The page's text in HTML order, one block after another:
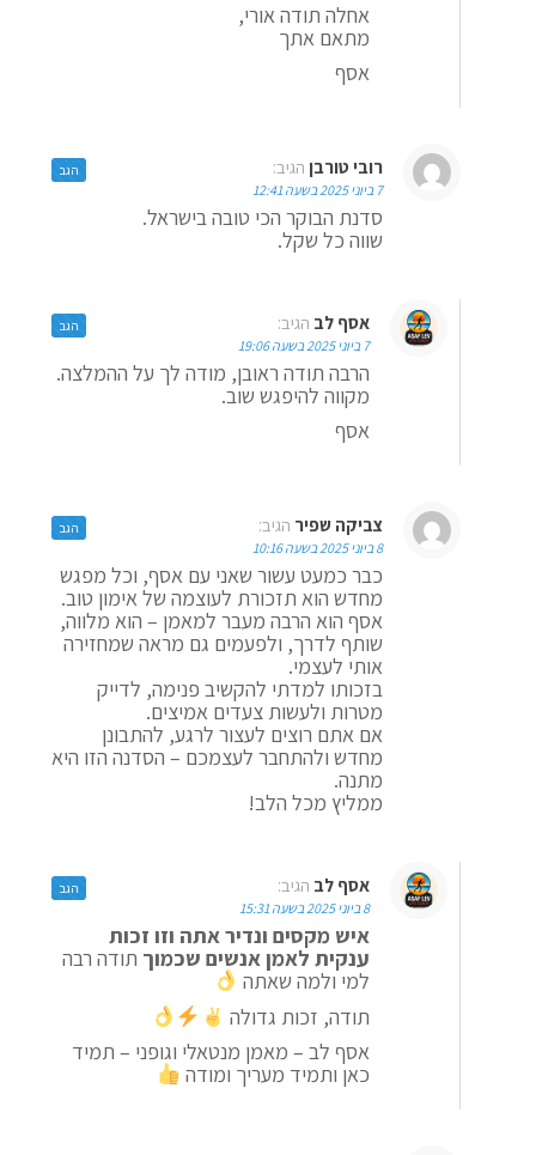
אחלה תודה אורי,
מתאם אתך
אסף
רובי טורבן הגיב:
7 ביוני 2025 בשעה 12:41
סדנת הבוקר הכי טובה בישראל.
שווה כל שקל.
הגב
אסף לב הגיב:
7 ביוני 2025 בשעה 19:06
הרבה תודה ראובן, מודה לך על ההמלצה.
מקווה להיפגש שוב.
אסף
הגב
צביקה שפיר הגיב:
8 ביוני 2025 בשעה 10:16
כבר כמעט עשור שאני עם אסף, וכל מפגש
מחדש הוא תזכורת לעוצמה של אימון טוב.
אסף הוא הרבה מעבר למאמן – הוא מלווה,
שותף לדרך, ולפעמים גם מראה שמחזירה
אותי לעצמי.
בזכותו למדתי להקשיב פנימה, לדייק
מטרות ולעשות צעדים אמיצים.
אם אתם רוצים לעצור לרגע, להתבונן
מחדש ולהתחבר לעצמכם – הסדנה הזו היא
מתנה.
ממליץ מכל הלב!
הגב
אסף לב הגיב:
8 ביוני 2025 בשעה 15:31
איש מקסים ונדיר אתה וזו זכות
ענקית לאמן אנשים שכמוך תודה רבה
למי ולמה שאתה
תודה, זכות גדולה
אסף לב – מאמן מנטאלי וגופני – תמיד
כאן ותמיד מעריך ומודה
הגב